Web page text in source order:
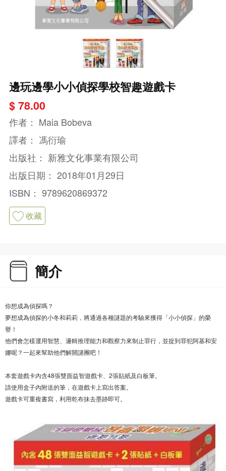
邊玩邊學小小偵探學校智趣遊戲卡
$ 78.00
作者： Maia Bobeva
譯者： 馮衍瑜
出版社： 新雅文化事業有限公司
出版日期： 2018年01月29日
ISBN： 9789620869372
收藏
簡介
你想成為偵探嗎？
夢想成為偵探的小冬和莉莉，將通過各種謎題的考驗來獲得「小小偵探」的榮
譽！
他們會怎樣運用智慧、邏輯推理能力和觀察力來制止罪行，並捉到罪犯阿基和安
娜呢？一起來幫助他們解開謎團吧！
本套遊戲卡內含48張雙面益智遊戲卡、2張貼紙及白板筆。
請使用盒子內附送的筆，在遊戲卡上寫出答案。
遊戲卡可重複書寫，利用乾布抹去墨跡即可。